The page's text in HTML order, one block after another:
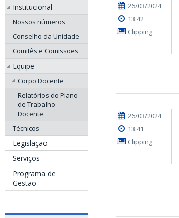
Institucional
Nossos números
Conselho da Unidade
Comitês e Comissões
Equipe
Corpo Docente
Relatórios do Plano
de Trabalho
Docente
Técnicos
Legislação
Serviços
Programa de
Gestão
26/03/2024
13:42
Clipping
26/03/2024
13:41
Clipping